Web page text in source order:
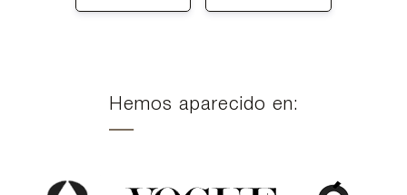
Hemos aparecido en: